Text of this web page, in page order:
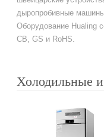
дыропробивные
Оборудование Hualing
CB, GS и RoHS.
Холодильные